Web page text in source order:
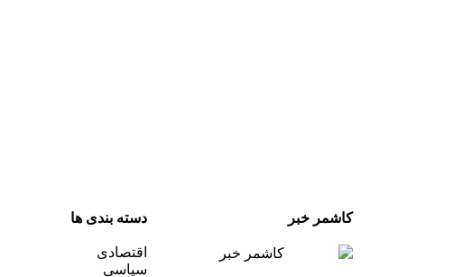
کاشمر خبر دسته بندی ها
اقتصادی
سیاسی